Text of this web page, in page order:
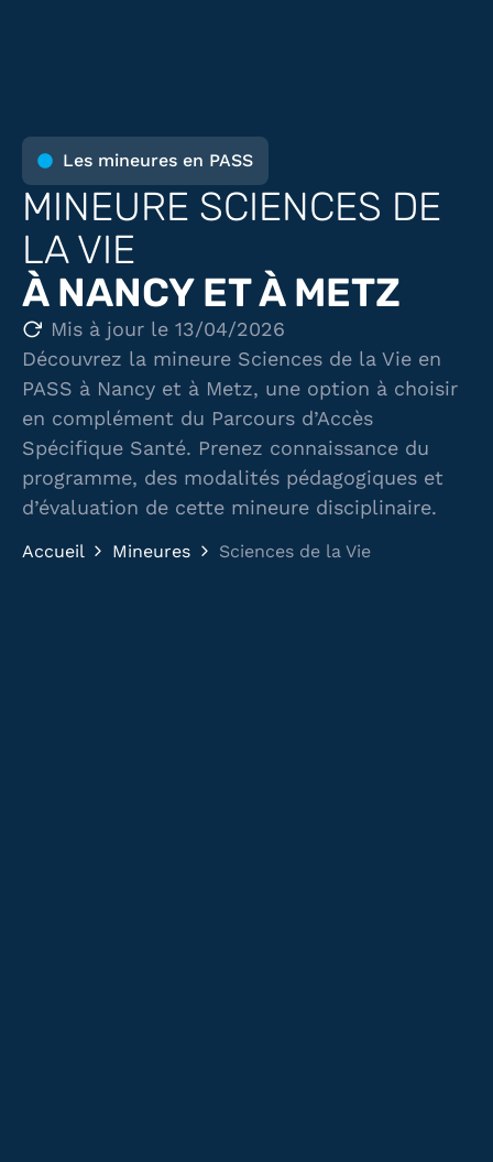
Les mineures en PASS
MINEURE SCIENCES DE
LA VIE
À NANCY ET À METZ
Mis à jour le 13/04/2026
Découvrez la mineure Sciences de la Vie en
PASS à Nancy et à Metz, une option à choisir
en complément du Parcours d’Accès
Spécifique Santé. Prenez connaissance du
programme, des modalités pédagogiques et
d’évaluation de cette mineure disciplinaire.
Accueil Mineures Sciences de la Vie